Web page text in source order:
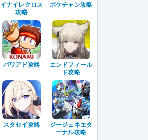
イナイレクロス
攻略
ポケチャン攻略
パワアド攻略
エンドフィール
ド攻略
スタセイ攻略
ジージェネエタ
ーナル攻略